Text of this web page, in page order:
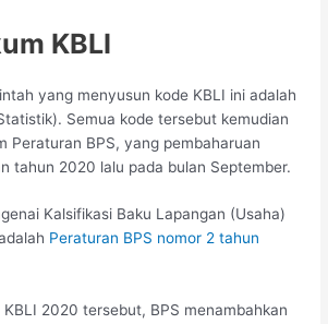
KBLI
yang menyusun kode KBLI ini adalah
Semua kode tersebut kemudian
Peraturan BPS, yang pembaharuan
tahun 2020 lalu pada bulan September.
Kalsifikasi Baku Lapangan (Usaha)
Peraturan BPS nomor 2 tahun
2020 tersebut, BPS menambahkan